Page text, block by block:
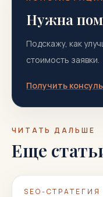
Нужна
Подскажу, как
стоимость заявки.
Получить
ЧИТАТЬ ДАЛЬШЕ
Еще
SEO-СТРАТЕГИЯ